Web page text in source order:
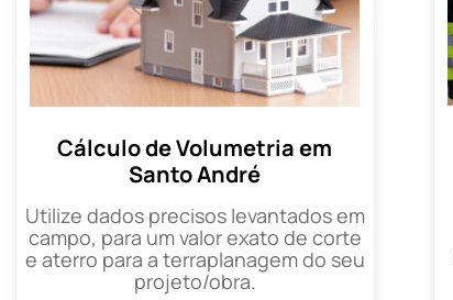
Cálculo de Volumetria em
Santo André
Utilize dados precisos levantados em
campo, para um valor exato de corte
e aterro para a terraplanagem do seu
projeto/obra.